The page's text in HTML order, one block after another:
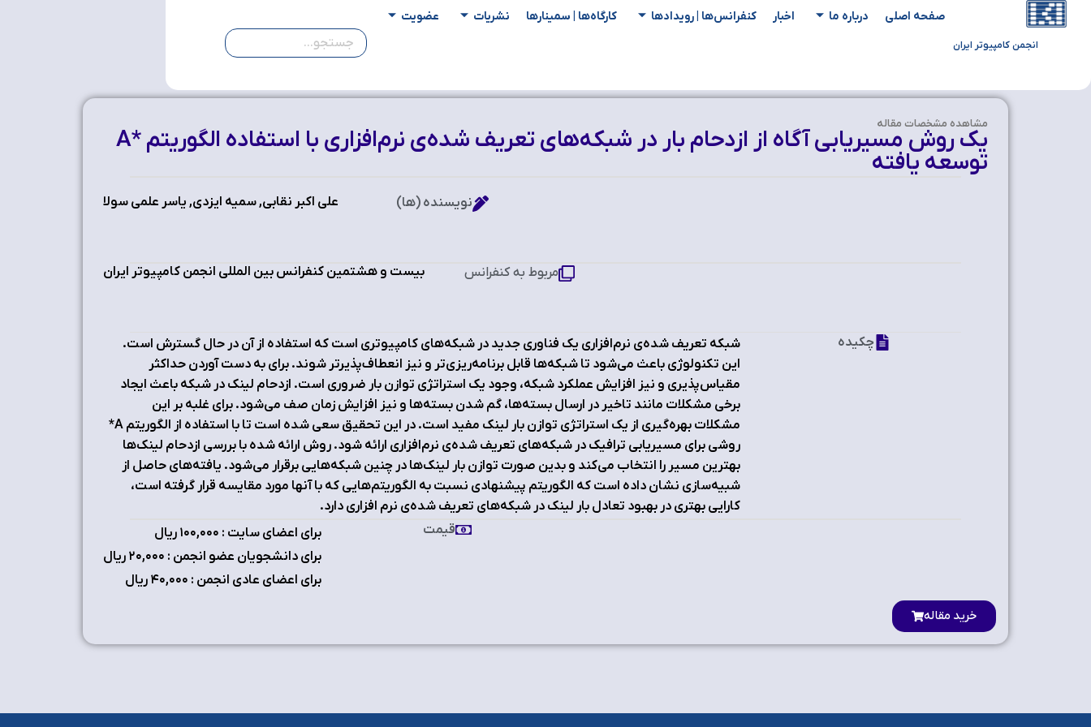
انجمن کامپیوتر ایران
صفحه اصلی درباره ما اخبار کنفرانس‌ها | رویدادها کارگاه‌ها | سمینار‌ها نشریات عضویت
مشاهده‌ مشخصات مقاله
یک روش مسیریابی آگاه از ازدحام بار در شبکه‌های تعریف شده‌ی نرم‌افزاری با استفاده الگوریتم *A
توسعه یافته
علی اکبر نقابی, سمیه ایزدی, یاسر علمی سولا نویسنده (ها)
بیست و هشتمین کنفرانس بین المللی انجمن کامپیوتر ایران مربوط به کنفرانس
شبکه تعریف شده‌ی نرم‌افزاری یک فناوری جدید در شبکه‌های کامپیوتری است که استفاده از آن در حال گسترش است.
این تکنولوژی باعث می‌شود تا شبکه‌ها قابل برنامه‌ریزی‌تر و نیز انعطاف‌پذیرتر شوند. برای به دست آوردن حداکثر
مقیاس‌پذیری و نیز افزایش عملکرد شبکه، وجود یک استراتژی توازن بار ضروری است. ازدحام لینک در شبکه باعث ایجاد
برخی مشکلات مانند تاخیر در ارسال بسته‌ها، گم شدن بسته‌ها و نیز افزایش زمان صف می‌شود. برای غلبه بر این
مشکلات بهره‌گیری از یک استراتژی توازن بار لینک مفید است. در این تحقیق سعی شده است تا با استفاده از الگوریتم A*
روشی برای مسیریابی ترافیک در شبکه‌های تعریف شده‌ی نرم‌افزاری ارائه شود. روش ارائه شده با بررسی ازدحام لینک‌ها
بهترین مسیر را انتخاب می‌کند و بدین صورت توازن بار لینک‌ها در چنین شبکه‌هایی برقرار می‌شود. یافته‌های حاصل از
شبیه‌سازی نشان داده است که الگوریتم پیشنهادی نسبت به الگوریتم‌هایی که با آنها مورد مقایسه قرار گرفته است،
کارایی بهتری در بهبود تعادل بار لینک در شبکه‌های تعریف شده‌ی نرم افزاری دارد.
چکیده
برای اعضای سایت : ۱٠٠,٠٠٠ ریال
برای دانشجویان عضو انجمن : ۲٠,٠٠٠ ریال
برای اعضای عادی انجمن : ۴٠,٠٠٠ ریال
قیمت
خرید مقاله